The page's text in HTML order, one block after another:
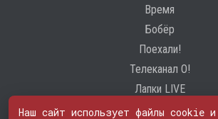
Время
Бобёр
Поехали!
Телеканал О!
Лапки LIVE
Наш сайт использует файлы cookie